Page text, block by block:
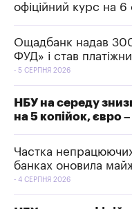
офіційний курс на 6
Ощадбанк надав
ФУД» і став
5 СЕРПНЯ 2026
НБУ на середу
на 5 копійок, євро –
Частка
банках оновила
4 СЕРПНЯ 2026